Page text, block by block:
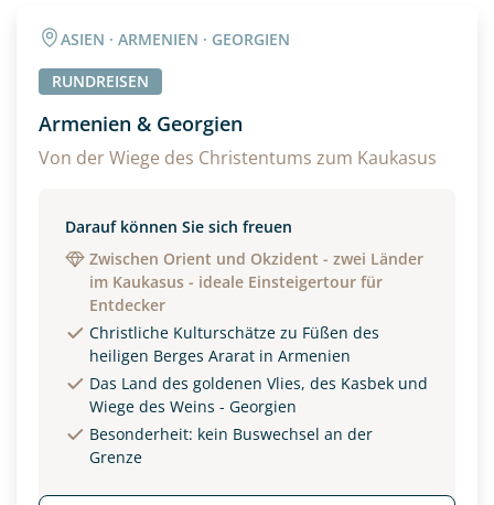
ASIEN · ARMENIEN · GEORGIEN
RUNDREISEN
Armenien & Georgien
Von der Wiege des Christentums zum Kaukasus
Darauf können Sie sich freuen
Zwischen Orient und Okzident - zwei Länder
im Kaukasus - ideale Einsteigertour für
Entdecker
Christliche Kulturschätze zu Füßen des
heiligen Berges Ararat in Armenien
Das Land des goldenen Vlies, des Kasbek und
Wiege des Weins - Georgien
Besonderheit: kein Buswechsel an der
Grenze
Alter
Unterkunft
EZ Familienzimmer
Reisebeginn
Option 1 Option 2